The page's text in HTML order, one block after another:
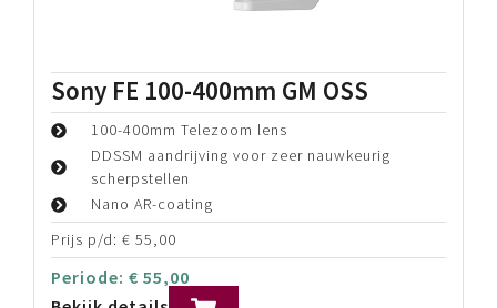
Sony FE 100-400mm GM OSS
100-400mm Telezoom lens
DDSSM aandrijving voor zeer nauwkeurig
scherpstellen
Nano AR-coating
Prijs p/d: € 55,00
Periode: € 55,00